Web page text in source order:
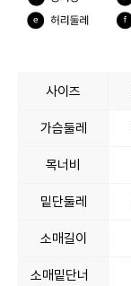
사이즈
가슴둘레
목너비
밑단둘레
소매길이
소매밑단너